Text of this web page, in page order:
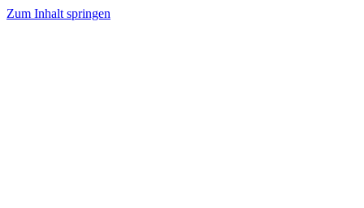
Zum Inhalt springen